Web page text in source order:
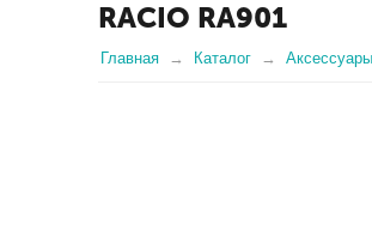
RACIO RA901
Главная Каталог Аксессуары